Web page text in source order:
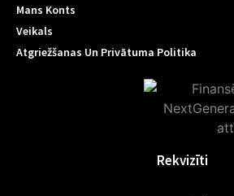
Mans Konts
Veikals
Atgriežšanas Un Privātuma Politika
Rekvizīti